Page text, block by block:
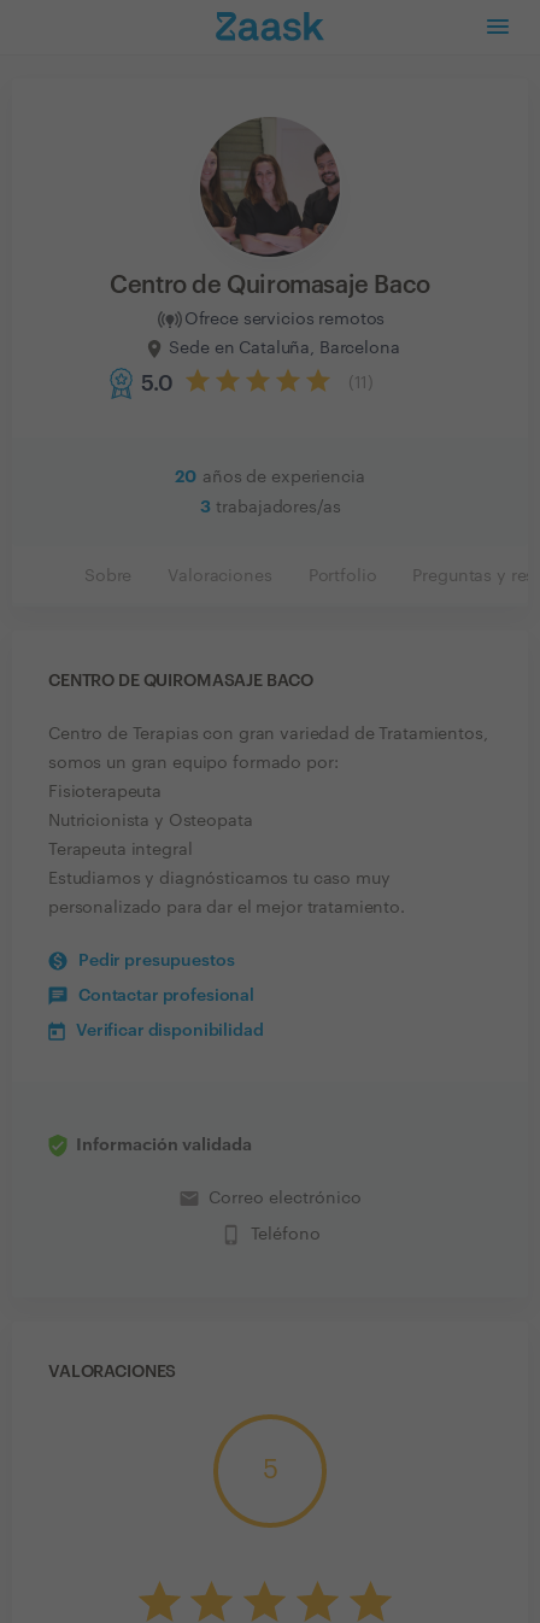
Centro de Quiromasaje Baco
Ofrece servicios remotos
Sede en Cataluña, Barcelona
5.0 11
20 años de experiencia
3 trabajadores/as
Sobre Valoraciones Portfolio Preguntas y
CENTRO DE QUIROMASAJE BACO
Centro de Terapias con gran variedad de Tratamientos,
somos un gran equipo formado por:
Fisioterapeuta
Nutricionista y Osteopata
Terapeuta integral
Estudiamos y diagnósticamos tu caso muy
personalizado para dar el mejor tratamiento.
Pedir presupuestos
Contactar profesional
Verificar disponibilidad
Información validada
email Correo electrónico
phone_iphone Teléfono
VALORACIONES
5